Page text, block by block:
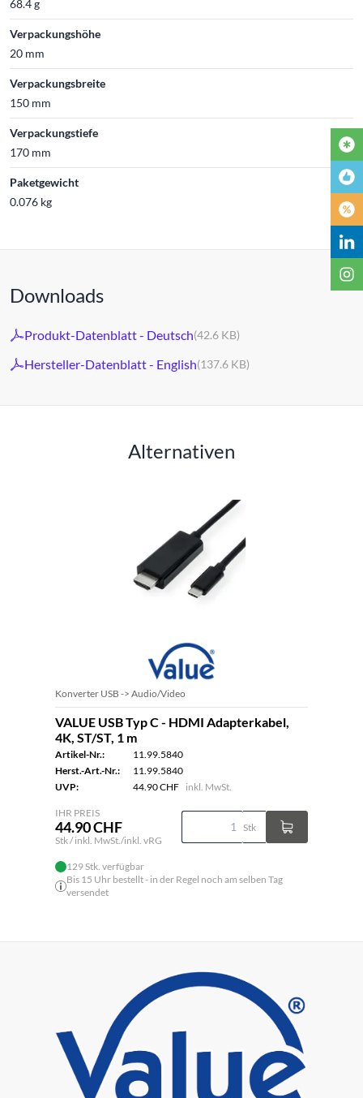
68.4 g
Verpackungshöhe
20 mm
Verpackungsbreite
150 mm
Verpackungstiefe
170 mm
Paketgewicht
0.076 kg
Downloads
Produkt-Datenblatt - Deutsch(42.6 KB)
Hersteller-Datenblatt - English(137.6 KB)
Alternativen
Konverter USB -> Audio/Video
VALUE USB Typ C - HDMI Adapterkabel,
4K, ST/ST, 1 m
Artikel-Nr.:
11.99.5840
Herst.-Art.-Nr.:
11.99.5840
UVP:
44.90 CHF inkl. MwSt.
IHR PREIS
44.90 CHF
Stk / inkl. MwSt./inkl. vRG
Stk
129 Stk. verfügbar
Bis 15 Uhr bestellt - in der Regel noch am selben Tag
versendet